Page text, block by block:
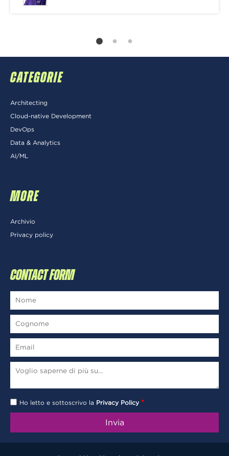
CATEGORIE
Architecting
Cloud-native Development
DevOps
Data & Analytics
AI/ML
MORE
Archivio
Privacy policy
CONTACT FORM
Ho letto e sottoscrivo la Privacy Policy *